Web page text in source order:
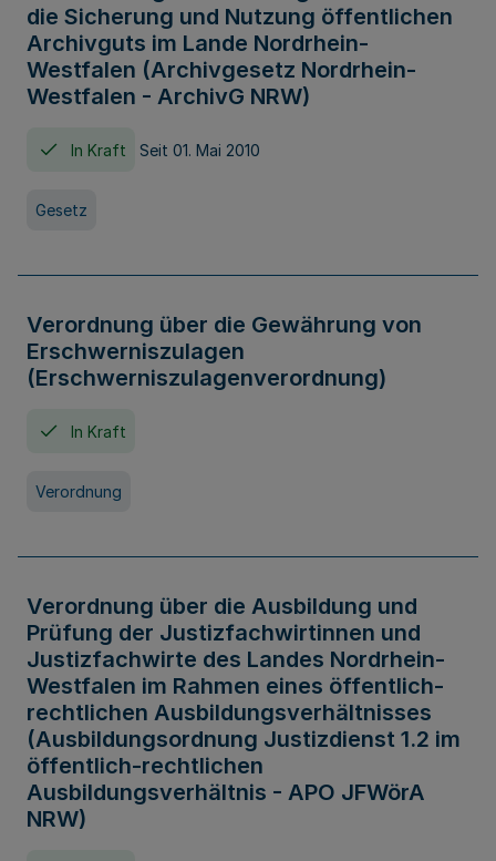
die Sicherung und Nutzung öffentlichen
Archivguts im Lande Nordrhein-
Westfalen (Archivgesetz Nordrhein-
Westfalen - ArchivG NRW)
In Kraft Seit 01. Mai 2010
Gesetz
Verordnung über die Gewährung von
Erschwerniszulagen
(Erschwerniszulagenverordnung)
In Kraft
Verordnung
Verordnung über die Ausbildung und
Prüfung der Justizfachwirtinnen und
Justizfachwirte des Landes Nordrhein-
Westfalen im Rahmen eines öffentlich-
rechtlichen Ausbildungsverhältnisses
(Ausbildungsordnung Justizdienst 1.2 im
öffentlich-rechtlichen
Ausbildungsverhältnis - APO JFWörA
NRW)